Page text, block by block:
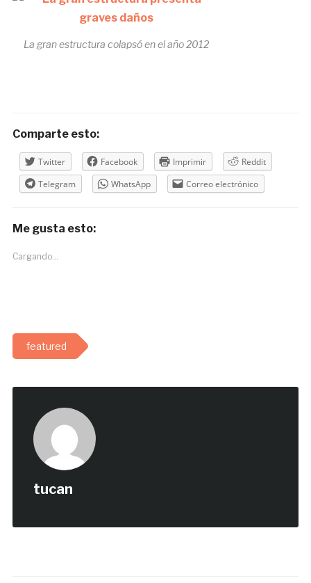
La gran estructura colapsó en el año 2012
Comparte esto:
Twitter Facebook Imprimir
Reddit
Telegram
WhatsApp Correo electrónico
Me gusta esto:
Cargando...
featured
tucan